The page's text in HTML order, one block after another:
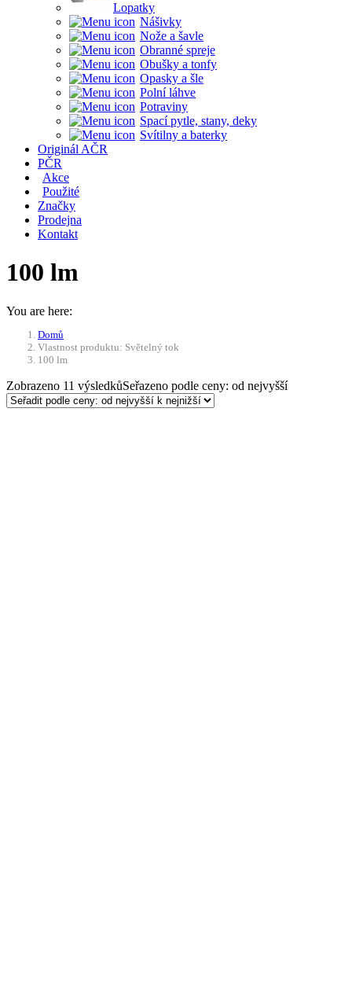
Lopatky
Nášivky
Nože a šavle
Obranné spreje
Obušky a tonfy
Opasky a šle
Polní láhve
Potraviny
Spací pytle, stany, deky
Svítilny a baterky
Originál AČR
PČR
Akce
Použité
Značky
Prodejna
Kontakt
100 lm
You are here:
Domů
Vlastnost produktu: Světelný tok
100 lm
Zobrazeno 11 výsledkůSeřazeno podle ceny: od nejvyšší